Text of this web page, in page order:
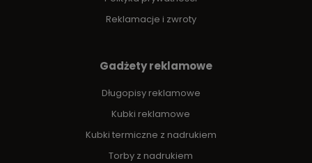
Reklamacje i zwroty
Gadżety reklamowe
Długopisy reklamowe
Kubki reklamowe
Kubki termiczne z nadrukiem
Torby z nadrukiem